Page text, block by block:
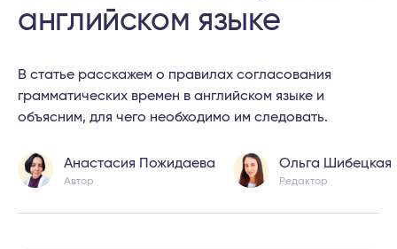
английском языке
В статье расскажем о правилах согласования
грамматических времен в английском языке и
объясним, для чего необходимо им следовать.
Анастасия Пожидаева
Автор
Ольга Шибецкая
Редактор